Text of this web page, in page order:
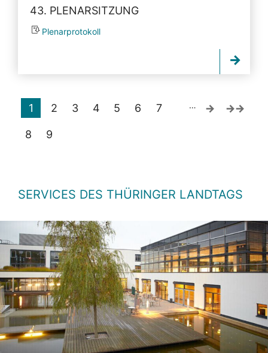
43. PLENARSITZUNG
Plenarprotokoll
1 2 3 4 5 6 7
8 9
…
SERVICES DES THÜRINGER LANDTAGS